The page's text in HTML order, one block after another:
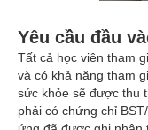
Yêu cầu đầu
Tất cả học viên tham
và có khả năng tham
sức khỏe sẽ được thu
phải có chứng chỉ